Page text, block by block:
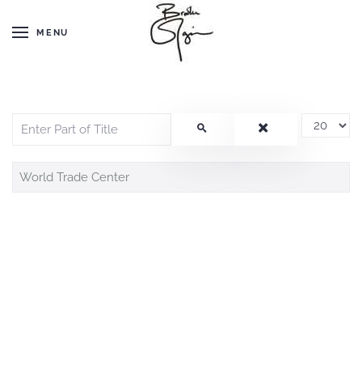
MENU
Enter Part of Title Display #
World Trade Center